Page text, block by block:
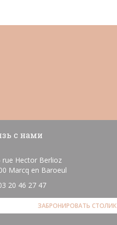
с нами
rue Hector Berlioz
Marcq en Baroeul
20 46 27 47
ЗАБРОНИРОВАТЬ СТОЛИК